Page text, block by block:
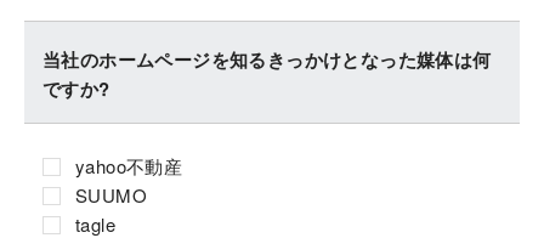
当社のホームページを知るきっかけとなった媒体は何
ですか?
yahoo不動産
SUUMO
tagle